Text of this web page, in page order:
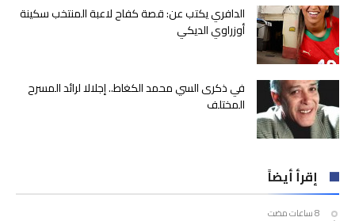
الدافري يكتب عن: قصة كفاح لاعبة المنتخب سكينة
أوزراوي الديكي
في ذكرى السي محمد الكغاط.. إجلالا لرائد المسرح
المختلف
إقرأ أيضاً